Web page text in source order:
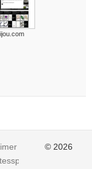
© 2026